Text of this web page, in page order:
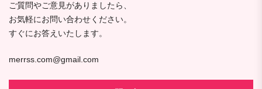
ご質問やご意見がありましたら、
お気軽にお問い合わせください。
すぐにお答えいたします。
merrss.com@gmail.com